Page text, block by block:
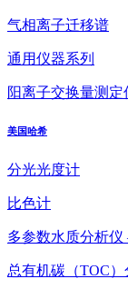
气相离子迁移谱
通用仪器系列
阳离子交换量测定
美国哈希
分光光度计
比色计
多参数水质分析仪
总有机碳（TOC）